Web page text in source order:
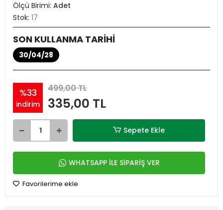
Ölçü Birimi: Adet
Stok: 17
SON KULLANMA TARİHİ
30/04/28
%33
indirim
499,00 TL
335,00 TL
Sepete Ekle
WHATSAPP İLE SİPARİŞ VER
Favorilerime ekle